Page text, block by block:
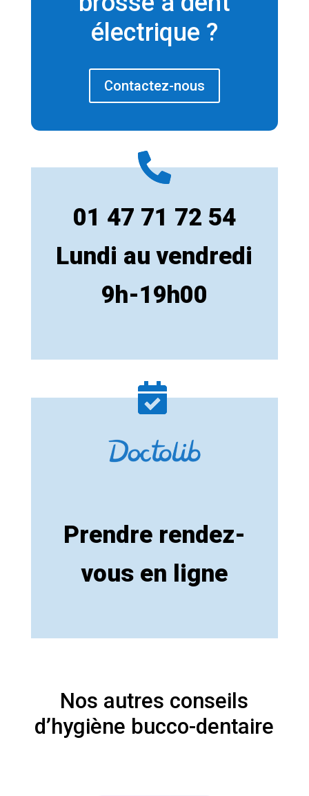
électrique ?
Contactez-nous
01 47 71 72 54
Lundi au vendredi
9h-19h00
Prendre rendez-
vous en ligne
Nos autres conseils
d’hygiène bucco-dentaire